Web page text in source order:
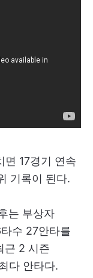
면 17경기 연속
기록이 된다.
는 부상자
수 27안타를
근 2 시즌
다 안타다.